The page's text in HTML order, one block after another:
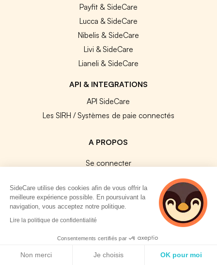
Payfit & SideCare
Lucca & SideCare
Nibelis & SideCare
Livi & SideCare
Lianeli & SideCare
API & INTEGRATIONS
API SideCare
Les SIRH / Systèmes de paie connectés
A PROPOS
Se connecter
Nous contacter
Notre équipe
Témoignages
SideCare utilise des cookies afin de vous offrir la
meilleure expérience possible. En poursuivant la
navigation, vous acceptez notre politique.
Lire la politique de confidentialité
Consentements certifiés par
Non merci Je choisis OK pour moi
2 personnes
consultent
actuellement cette